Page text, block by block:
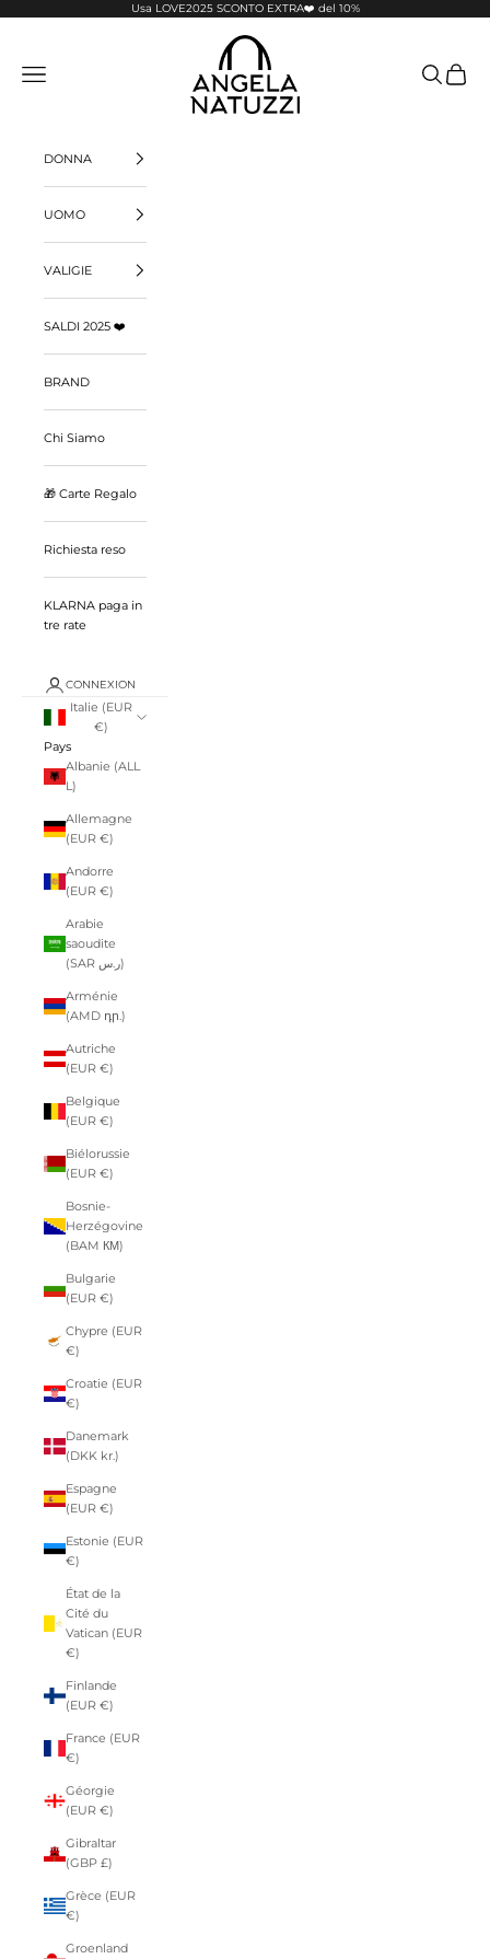
Usa LOVE2025 SCONTO EXTRA❤️ del 10%
Pelletterie Angela Natuzzi
Menu
Recherche
Panier
DONNA
UOMO
VALIGIE
SALDI 2025 ❤️
BRAND
Chi Siamo
🎁 Carte Regalo
Richiesta reso
KLARNA paga in
tre rate
CONNEXION
Italie (EUR
€)
Pays
Albanie (ALL
L)
Allemagne
(EUR €)
Andorre
(EUR €)
Arabie
saoudite
(SAR ر.س)
Arménie
(AMD դր.)
Autriche
(EUR €)
Belgique
(EUR €)
Biélorussie
(EUR €)
Bosnie-
Herzégovine
(BAM КМ)
Bulgarie
(EUR €)
Chypre (EUR
€)
Croatie (EUR
€)
Danemark
(DKK kr.)
Espagne
(EUR €)
Estonie (EUR
€)
État de la
Cité du
Vatican (EUR
€)
Finlande
(EUR €)
France (EUR
€)
Géorgie
(EUR €)
Gibraltar
(GBP £)
Grèce (EUR
€)
Groenland